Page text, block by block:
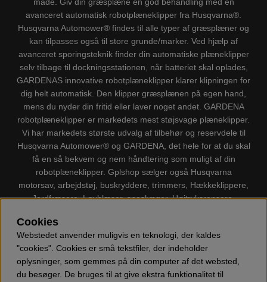
avanceret automatisk robotplæneklipper fra Husqvarna®.
Husqvarna Automower® findes til alle typer af græsplæner og
kan tilpasses også til store grunde/marker. Ved hjælp af
avanceret sporingsteknik finder din automatiske plæneklipper
selv tilbage til dockningsstationen, når batteriet skal oplades,
GARDENAS innovative robotplæneklipper klarer klipningen for
dig helt automatisk. Den klipper græsplænen på egen hand,
mens du nyder din fritid eller laver noget andet. GARDENA
robotplæneklipper er markedets mest støjsvage plæneklipper.
Vi har markedets største udvalg af tilbehør og reservdele til
Husqvarna Automower® og GARDENA, det hele for at du skal
få en så bekvem og nem håndtering som muligt af din
robotplæneklipper. Gplshop sælger også Husqvarna
motorsav, arbejdstøj, buskryddere, trimmers, Hækkeklippere,
Jordfræsere, Løvblæser, sneslynger, Højtryksrensere,
Cookies
Webstedet anvender muligvis en teknologi, der kaldes
"cookies". Cookies er små tekstfiler, der indeholder
oplysninger, som gemmes på din computer af det websted,
du besøger. De bruges til at give ekstra funktionalitet til